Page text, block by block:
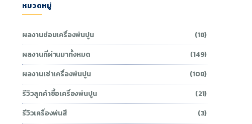
หมวดหมู่
ผลงานซ่อมเครื่องพ่นปูน
(18)
ผลงานที่ผ่านมาทั้งหมด
(149)
ผลงานเช่าเครื่องพ่นปูน
(108)
รีวิวลูกค้าซื้อเครื่องพ่นปูน
(21)
รีวิวเครื่องพ่นสี
(3)